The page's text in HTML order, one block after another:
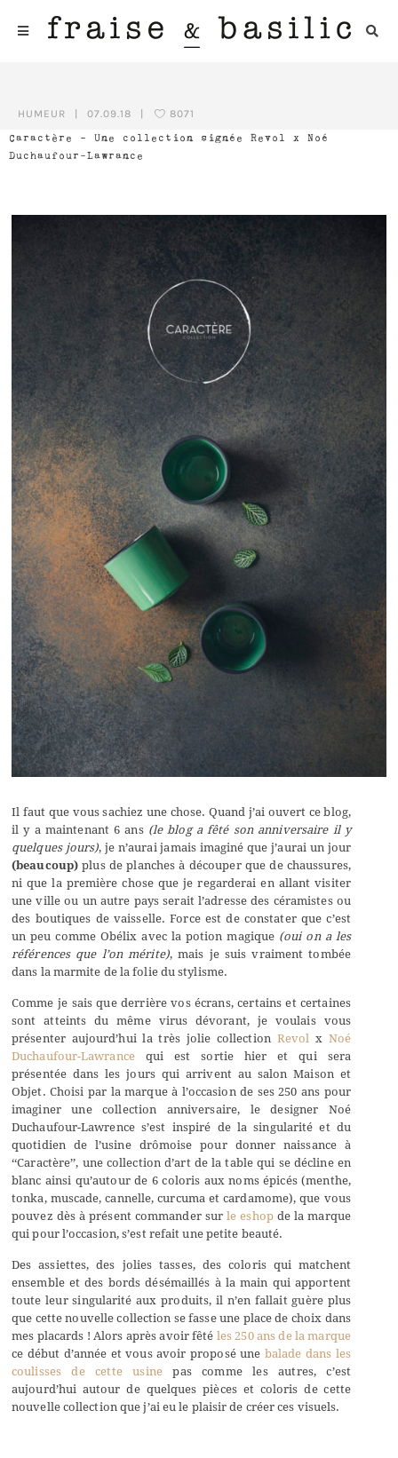
Caractère – Une collection signée Revol x Noé
Duchaufour-Lawrance
HUMEUR 07.09.18 8071
Il faut que vous sachiez une chose. Quand j’ai ouvert ce blog,
il y a maintenant 6 ans (le blog a fêté son anniversaire il y
quelques jours), je n’aurai jamais imaginé que j’aurai un jour
(beaucoup) plus de planches à découper que de chaussures,
ni que la première chose que je regarderai en allant visiter
une ville ou un autre pays serait l’adresse des céramistes ou
des boutiques de vaisselle. Force est de constater que c’est
un peu comme Obélix avec la potion magique (oui on a les
références que l’on mérite), mais je suis vraiment tombée
dans la marmite de la folie du stylisme.
Comme je sais que derrière vos écrans, certains et certaines
sont atteints du même virus dévorant, je voulais vous
présenter aujourd’hui la très jolie collection Revol x Noé
Duchaufour-Lawrancequi est sortie hier et qui sera
présentée dans les jours qui arrivent au salon Maison et
Objet. Choisi par la marque à l’occasion de ses 250 ans pour
imaginer une collection anniversaire, le designer Noé
Duchaufour-Lawrence s’est inspiré de la singularité et du
quotidien de l’usine drômoise pour donner naissance à
‘‘Caractère’’, une collection d’art de la table qui se décline en
blanc ainsi qu’autour de 6 coloris aux noms épicés (menthe,
tonka, muscade, cannelle, curcuma et cardamome), que vous
pouvez dès à présent commander surle eshop de la marque
qui pour l’occasion, s’est refait une petite beauté.
Des assiettes, des jolies tasses, des coloris qui matchent
ensemble et des bords désémaillés à la main qui apportent
toute leur singularité aux produits, il n’en fallait guère plus
que cette nouvelle collection se fasse une place de choix dans
mes placards ! Alors après avoir fêté les 250 ans de la marque
ce début d’année et vous avoir proposé une balade dans les
coulisses de cette usinepas comme les autres, c’est
aujourd’hui autour de quelques pièces et coloris de cette
nouvelle collection que j’ai eu le plaisir de créer ces visuels.